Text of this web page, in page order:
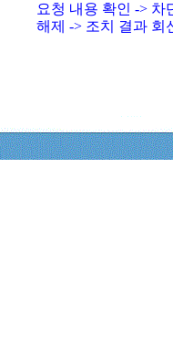
요청 내용 확인 -> 차
해제 -> 조치 결과 회